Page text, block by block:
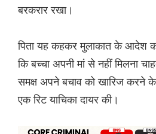
बरकरार रखा।
पिता यह कहकर मुलाकात के आदेश
कि बच्चा अपनी मां से नहीं मिलना
समक्ष अपने बचाव को खारिज करने
एक रिट याचिका दायर की।